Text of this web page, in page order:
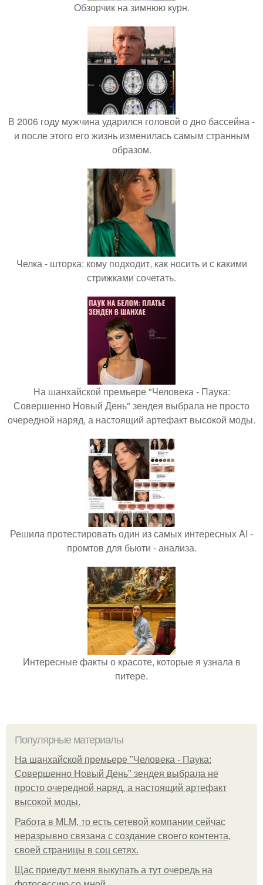
Обзорчик на зимнюю курн.
В 2006 году мужчина ударился головой о дно бассейна -
и после этого его жизнь изменилась самым странным
образом.
Челка - шторка: кому подходит, как носить и с какими
стрижками сочетать.
На шанхайской премьере "Человека - Паука:
Совершенно Новый День" зендея выбрала не просто
очередной наряд, а настоящий артефакт высокой моды.
Решила протестировать один из самых интересных AI -
промтов для бьюти - анализа.
Интересные факты о красоте, которые я узнала в
питере.
Популярные материалы
На шанхайской премьере "Человека - Паука:
Совершенно Новый День" зендея выбрала не
просто очередной наряд, а настоящий артефакт
высокой моды.
Работа в MLM, то есть сетевой компании сейчас
неразрывно связана с создание своего контента,
своей страницы в соц сетях.
Щас приедут меня выкупать а тут очередь на